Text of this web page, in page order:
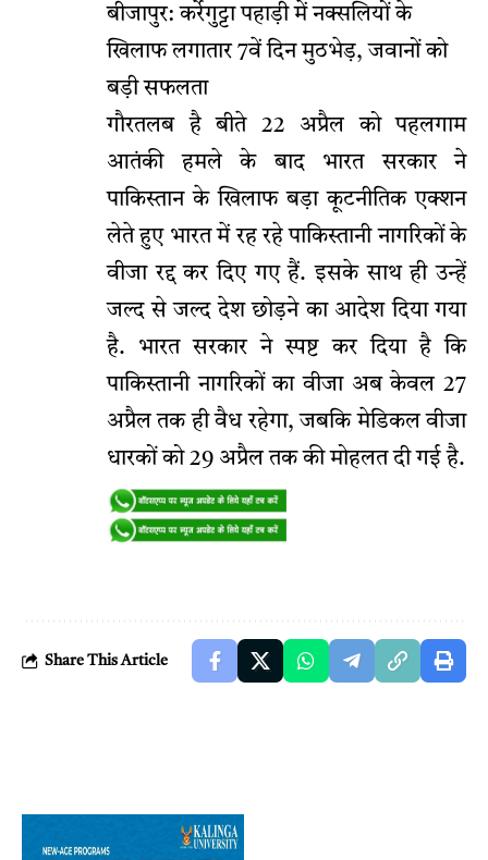
बीजापुर: कर्रेगुट्टा पहाड़ी में नक्सलियों के
खिलाफ लगातार 7वें दिन मुठभेड़, जवानों को
बड़ी सफलता
गौरतलब है बीते 22 अप्रैल को पहलगाम
आतंकी हमले के बाद भारत सरकार ने
पाकिस्तान के खिलाफ बड़ा कूटनीतिक एक्शन
लेते हुए भारत में रह रहे पाकिस्तानी नागरिकों के
वीजा रद्द कर दिए गए हैं. इसके साथ ही उन्हें
जल्द से जल्द देश छोड़ने का आदेश दिया गया
है. भारत सरकार ने स्पष्ट कर दिया है कि
पाकिस्तानी नागरिकों का वीजा अब केवल 27
अप्रैल तक ही वैध रहेगा, जबकि मेडिकल वीजा
धारकों को 29 अप्रैल तक की मोहलत दी गई है.
Share This Article